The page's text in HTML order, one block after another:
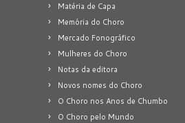
Matéria de Capa
Memória do Choro
Mercado Fonográfico
Mulheres do Choro
Notas da editora
Novos nomes do Choro
O Choro nos Anos de Chumbo
O Choro pelo Mundo